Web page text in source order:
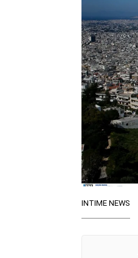
INTIME NEWS